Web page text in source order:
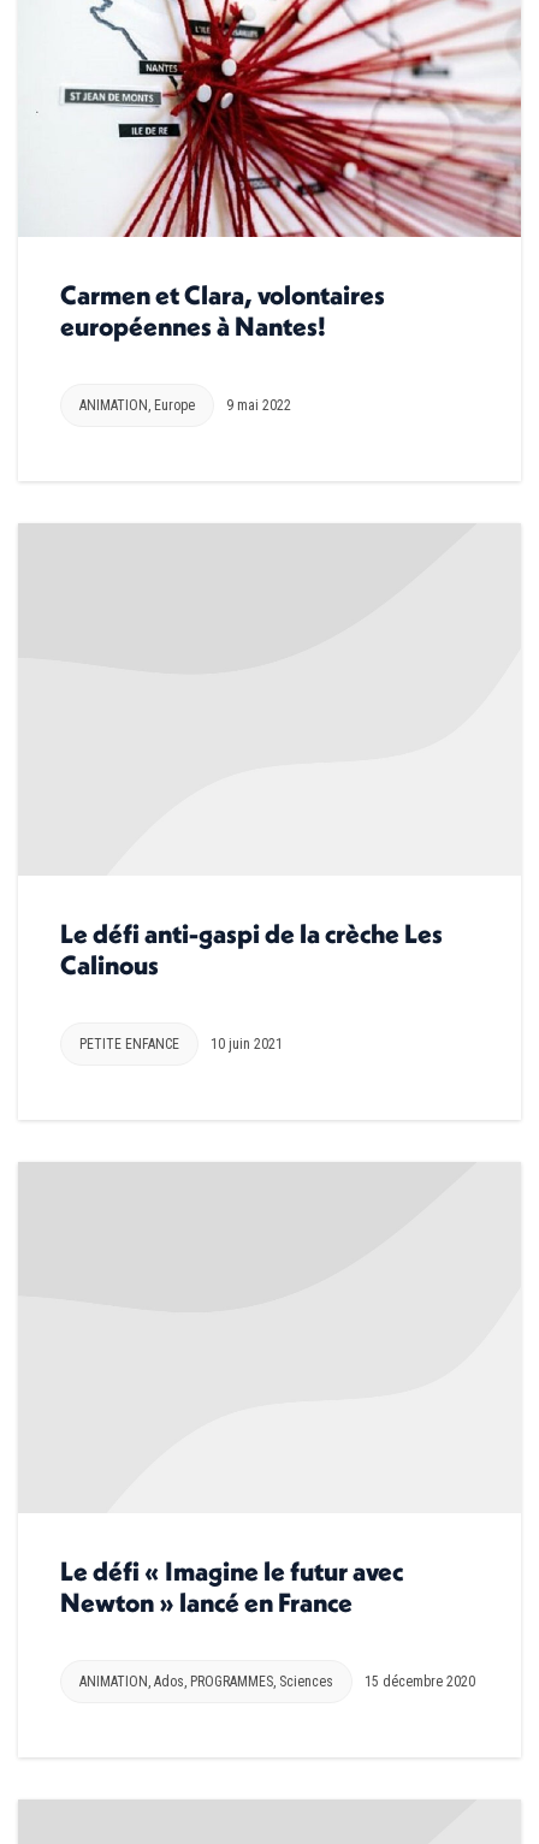
Carmen et Clara, volontaires
européennes à Nantes!
ANIMATION , Europe 9 mai 2022
Le défi anti-gaspi de la crèche Les
Calinous
PETITE ENFANCE 10 juin 2021
Le défi « Imagine le futur avec
Newton » lancé en France
ANIMATION , Ados, PROGRAMMES, Sciences 15 décembre 2020